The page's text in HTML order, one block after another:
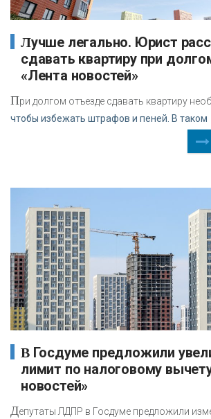
Лучше легально. Юрист рассказал, как
сдавать квартиру при
«Лента новостей»
При долгом отъезде сдавать квартиру
чтобы избежать штрафов и пеней. В таком
В Госдуме предложили увеличить на 30%
лимит по налоговому
новостей»
Депутаты ЛДПР в Госдуме предложили